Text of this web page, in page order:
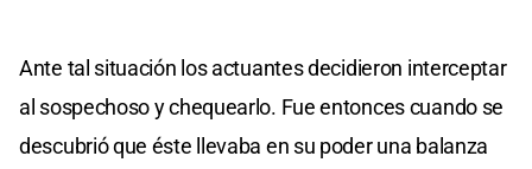
Ante tal situación los actuantes decidieron interceptar
al sospechoso y chequearlo. Fue entonces cuando se
descubrió que éste llevaba en su poder una balanza